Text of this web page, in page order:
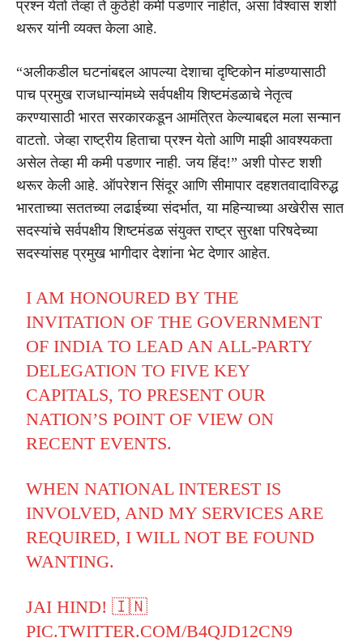
प्रश्न येतो तेव्हा ते कुठेही कमी पडणार नाहीत, असा विश्वास शशी
थरूर यांनी व्यक्त केला आहे.
“अलीकडील घटनांबद्दल आपल्या देशाचा दृष्टिकोन मांडण्यासाठी
पाच प्रमुख राजधान्यांमध्ये सर्वपक्षीय शिष्टमंडळाचे नेतृत्व
करण्यासाठी भारत सरकारकडून आमंत्रित केल्याबद्दल मला सन्मान
वाटतो. जेव्हा राष्ट्रीय हिताचा प्रश्न येतो आणि माझी आवश्यकता
असेल तेव्हा मी कमी पडणार नाही. जय हिंद!” अशी पोस्ट शशी
थरूर केली आहे. ऑपरेशन सिंदूर आणि सीमापार दहशतवादाविरुद्ध
भारताच्या सततच्या लढाईच्या संदर्भात, या महिन्याच्या अखेरीस सात
सदस्यांचे सर्वपक्षीय शिष्टमंडळ संयुक्त राष्ट्र सुरक्षा परिषदेच्या
सदस्यांसह प्रमुख भागीदार देशांना भेट देणार आहेत.
I AM HONOURED BY THE
INVITATION OF THE GOVERNMENT
OF INDIA TO LEAD AN ALL-PARTY
DELEGATION TO FIVE KEY
CAPITALS, TO PRESENT OUR
NATION’S POINT OF VIEW ON
RECENT EVENTS.
WHEN NATIONAL INTEREST IS
INVOLVED, AND MY SERVICES ARE
REQUIRED, I WILL NOT BE FOUND
WANTING.
JAI HIND! 🇮🇳
PIC.TWITTER.COM/B4QJD12CN9